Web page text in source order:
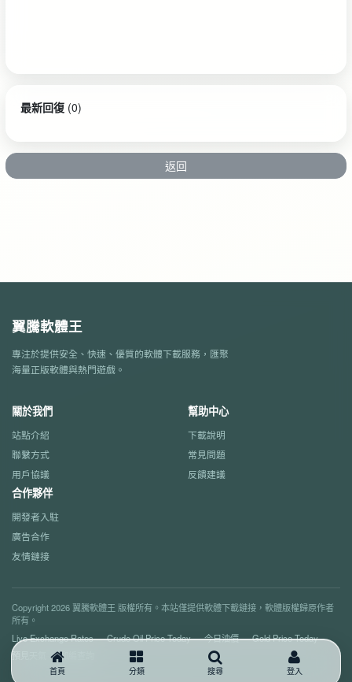
首頁 分類 搜尋 登入
最新回復(0)
返回
翼騰軟體王
專注於提供安全、快速、優質的軟體下載服務，匯聚
海量正版軟體與熱門遊戲。
關於我們
站點介紹
聯繫方式
用戶協議
幫助中心
下載說明
常見問題
反饋建議
合作夥伴
開發者入駐
廣告合作
友情鏈接
Copyright 2026 翼騰軟體王 版權所有。本站僅提供軟體下載鏈接，軟體版權歸原作者
所有。
Live Exchange Rates
Crude Oil Price Today 今日油價
Gold Price Today
預見天氣
郵編查詢